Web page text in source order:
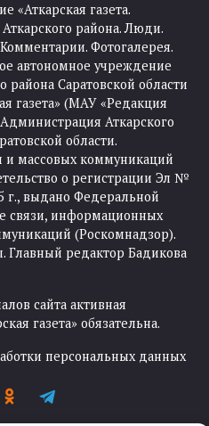
«Аткарская газета.
района. Люди.
Фотогалерея.
автономное учреждение
района Саратовской области
газета» (МАУ «Редакция
Администрация Аткарского
области.
массовых коммуникаций
о регистрации Эл №
г., выдано Федеральной
связи, информационных
(Роскомнадзор).
Главный редактор Бадикова
сайта активная
газета» обязательна.
персональных данных